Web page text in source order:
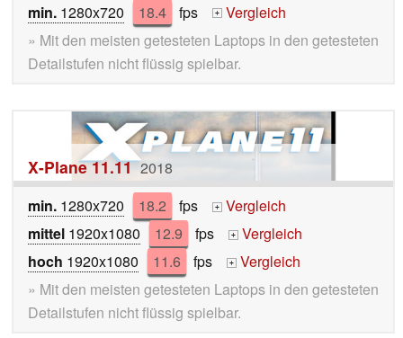
min. 1280x720 18.4 fps +
Vergleich
» Mit den meisten getesteten Laptops in den getesteten
Detailstufen nicht flüssig spielbar.
X-Plane 11.11 2018
min. 1280x720 18.2 fps +
Vergleich
mittel 1920x1080 12.9 fps +
Vergleich
hoch 1920x1080 11.6 fps +
Vergleich
» Mit den meisten getesteten Laptops in den getesteten
Detailstufen nicht flüssig spielbar.